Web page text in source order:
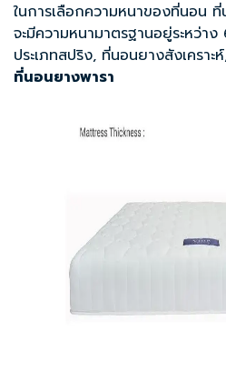
ในการเลือกความหนาของที่นอน
จะมีความหนามาตรฐานอยู่ระหว่า
ประเภทสปริง, ที่นอนยางสังเครา
ที่นอนยางพารา